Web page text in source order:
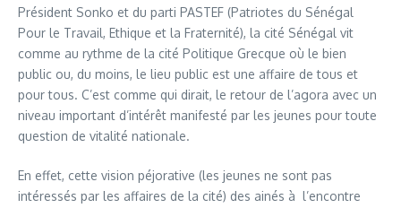
Président Sonko et du parti PASTEF (Patriotes du Sénégal
Pour le Travail, Ethique et la Fraternité), la cité Sénégal vit
comme au rythme de la cité Politique Grecque où le bien
public ou, du moins, le lieu public est une affaire de tous et
pour tous. C’est comme qui dirait, le retour de l’agora avec un
niveau important d’intérêt manifesté par les jeunes pour toute
question de vitalité nationale.
En effet, cette vision péjorative (les jeunes ne sont pas
intéressés par les affaires de la cité) des ainés à l’encontre